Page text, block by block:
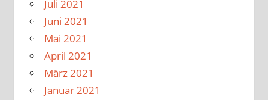
Juli 2021
Juni 2021
Mai 2021
April 2021
März 2021
Januar 2021